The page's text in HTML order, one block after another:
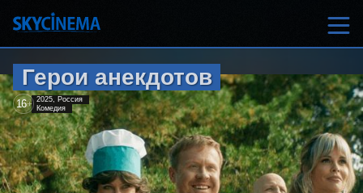
Герои анекдотов
16+ 2025, Россия
Комедия